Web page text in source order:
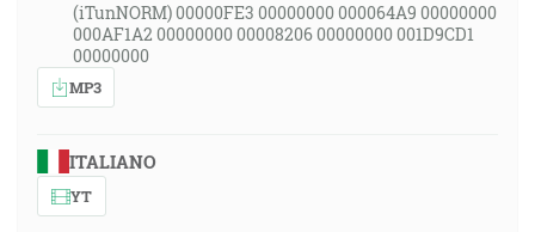
(iTunNORM) 00000FE3 00000000 000064A9 00000000
000AF1A2 00000000 00008206 00000000 001D9CD1
00000000
MP3
ITALIANO
YT